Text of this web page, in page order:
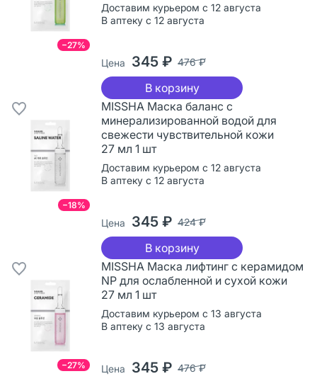
−27%
Доставим курьером с 12 августа
В аптеку с 12 августа
Цена 345 ₽ 476 ₽
В корзину
−18%
MISSHA Маска баланс с
минерализированной водой для
свежести чувствительной кожи
27 мл 1 шт
Доставим курьером с 12 августа
В аптеку с 12 августа
Цена 345 ₽ 424 ₽
В корзину
−27%
MISSHA Маска лифтинг с керамидом
NP для ослабленной и сухой кожи
27 мл 1 шт
Доставим курьером с 13 августа
В аптеку с 13 августа
Цена 345 ₽ 476 ₽